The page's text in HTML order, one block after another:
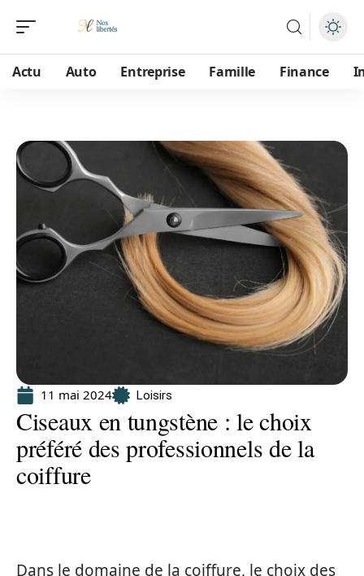
Actu Auto Entreprise Famille Finance
11 mai 2024 Loisirs
Ciseaux en tungstène : le choix
préféré des professionnels de la
coiffure
Dans le domaine de la coiffure, le choix des